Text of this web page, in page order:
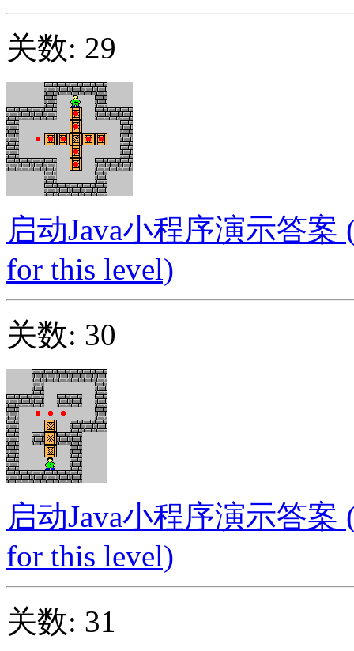
关数: 29
启动Java小程序演示答案
for this level)
关数: 30
启动Java小程序演示答案
for this level)
关数: 31